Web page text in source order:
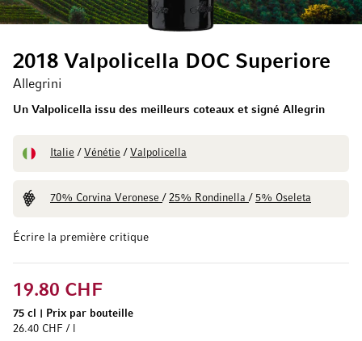
Écrire la première critique
2018 Valpolicella DOC Superiore
Allegrini
Un Valpolicella issu des meilleurs coteaux et signé Allegrin
Italie / Vénétie / Valpolicella
70% Corvina Veronese/ 25% Rondinella/ 5% Oseleta
19.80 CHF
75 cl
Prix par bouteille
26.40 CHF / l